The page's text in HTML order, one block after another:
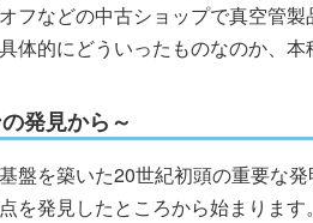
フなどの中古ショップで真空管
的にどういったものなのか、
発見から～
盤を築いた20世紀初頭の重要な
を発見したところから始まりま